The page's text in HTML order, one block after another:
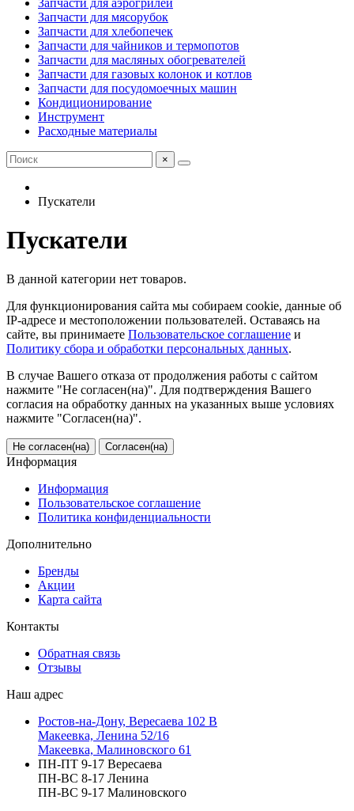
Запчасти для аэрогрилей
Запчасти для мясорубок
Запчасти для хлебопечек
Запчасти для чайников и термопотов
Запчасти для масляных обогревателей
Запчасти для газовых колонок и котлов
Запчасти для посудомоечных машин
Кондиционирование
Инструмент
Расходные материалы
×
Пускатели
Пускатели
В данной категории нет товаров.
Для функционирования сайта мы собираем cookie, данные об
IP-адресе и местоположении пользователей. Оставаясь на
сайте, вы принимаете Пользовательское соглашение и
Политику сбора и обработки персональных данных.
В случае Вашего отказа от продолжения работы с сайтом
нажмите "Не согласен(на)". Для подтверждения Вашего
согласия на обработку данных на указанных выше условиях
нажмите "Согласен(на)".
Не согласен(на) Согласен(на)
Информация
Информация
Пользовательское соглашение
Политика конфиденциальности
Дополнительно
Бренды
Акции
Карта сайта
Контакты
Обратная связь
Отзывы
Наш адрес
Ростов-на-Дону, Вересаева 102 В
Макеевка, Ленина 52/16
Макеевка, Малиновского 61
ПН-ПТ 9-17 Вересаева
ПН-ВС 8-17 Ленина
ПН-ВС 9-17 Малиновского